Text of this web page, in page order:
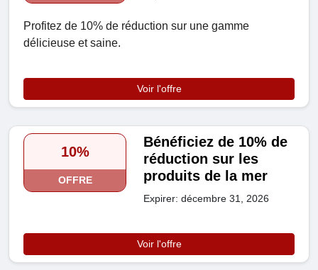
Profitez de 10% de réduction sur une gamme
délicieuse et saine.
Voir l'offre
10%
OFFRE
Bénéficiez de 10% de
réduction sur les
produits de la mer
Expirer: décembre 31, 2026
Voir l'offre